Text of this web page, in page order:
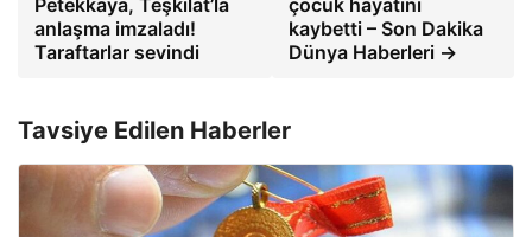
anlaşma imzaladı!
Taraftarlar sevindi
kaybetti – Son Dakika
Dünya Haberleri →
Tavsiye Edilen Haberler